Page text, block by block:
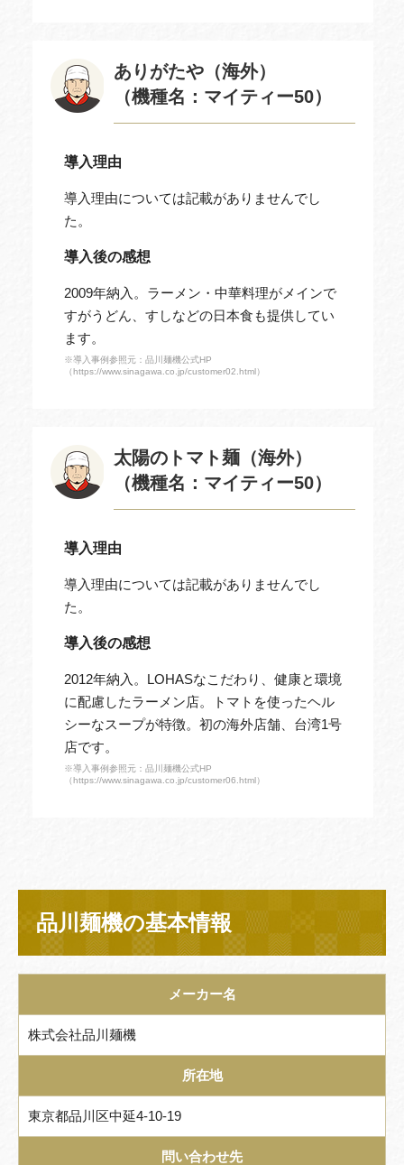
ありがたや（海外）
（機種名：マイティー50）
導入理由
導入理由については記載がありませんでし
た。
導入後の感想
2009年納入。ラーメン・中華料理がメインで
すがうどん、すしなどの日本食も提供してい
ます。
※導入事例参照元：品川麺機公式HP
（https://www.sinagawa.co.jp/customer02.html）
太陽のトマト麺（海外）
（機種名：マイティー50）
導入理由
導入理由については記載がありませんでし
た。
導入後の感想
2012年納入。LOHASなこだわり、健康と環境
に配慮したラーメン店。トマトを使ったヘル
シーなスープが特徴。初の海外店舗、台湾1号
店です。
※導入事例参照元：品川麺機公式HP
（https://www.sinagawa.co.jp/customer06.html）
品川麺機の基本情報
メーカー名
株式会社品川麺機
所在地
東京都品川区中延4-10-19
問い合わせ先